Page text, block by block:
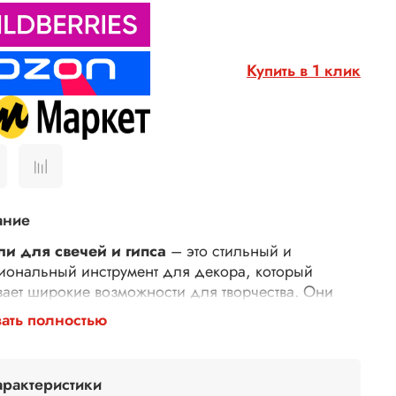
Купить в 1 клик
для свечей и гипса – это стильный и
инструмент для декора, который
широкие возможности для творчества. Они
собой универсальный материал,
преобразить не только свечи и гипсовые
поверхности. Благодаря гибкой и тонкой
полностью